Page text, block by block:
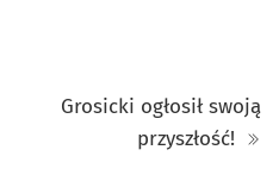
Grosicki ogłosił swoją
przyszłość!